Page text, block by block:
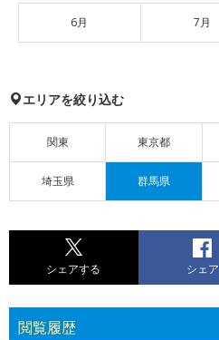
6月 7月
エリアを絞り込む
関東 東京都
埼玉県 群馬県
シェアする シェア
閲覧履歴